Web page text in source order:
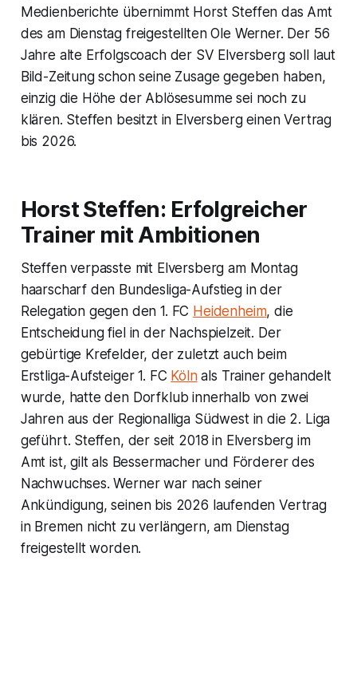
Medienberichte übernimmt Horst Steffen das Amt
des am Dienstag freigestellten Ole Werner. Der 56
Jahre alte Erfolgscoach der SV Elversberg soll laut
Bild-Zeitung schon seine Zusage gegeben haben,
einzig die Höhe der Ablösesumme sei noch zu
klären. Steffen besitzt in Elversberg einen Vertrag
bis 2026.
Horst Steffen: Erfolgreicher
Trainer mit Ambitionen
Steffen verpasste mit Elversberg am Montag
haarscharf den Bundesliga-Aufstieg in der
Relegation gegen den 1. FC Heidenheim, die
Entscheidung fiel in der Nachspielzeit. Der
gebürtige Krefelder, der zuletzt auch beim
Erstliga-Aufsteiger 1. FC Kölnals Trainer gehandelt
wurde, hatte den Dorfklub innerhalb von zwei
Jahren aus der Regionalliga Südwest in die 2. Liga
geführt. Steffen, der seit 2018 in Elversberg im
Amt ist, gilt als Bessermacher und Förderer des
Nachwuchses. Werner war nach seiner
Ankündigung, seinen bis 2026 laufenden Vertrag
in Bremen nicht zu verlängern, am Dienstag
freigestellt worden.